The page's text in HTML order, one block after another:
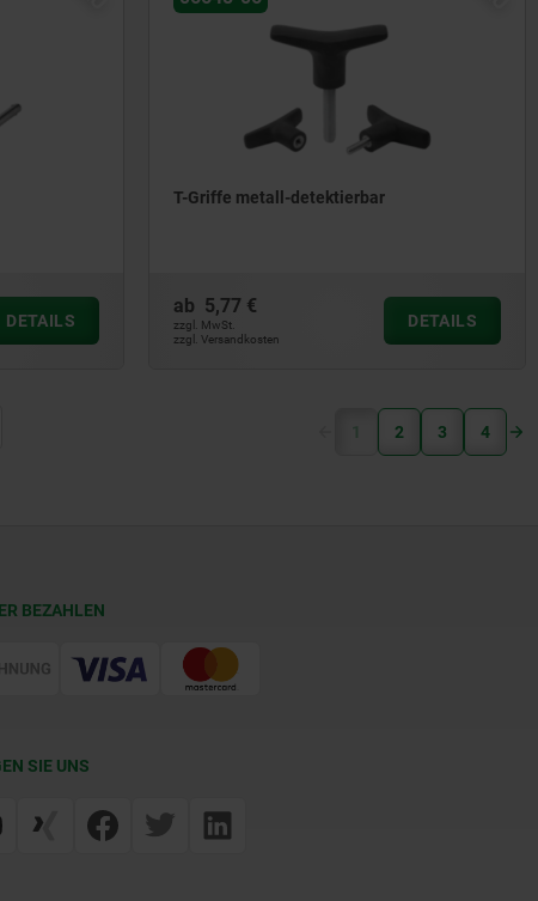
DETAILS
T-Griffe metall-detektierbar
ab 5,77 €
zzgl. MwSt.
zzgl. Versandkosten
DETAILS
1 (current)
2 3 4
BEZAHLEN
SIE UNS